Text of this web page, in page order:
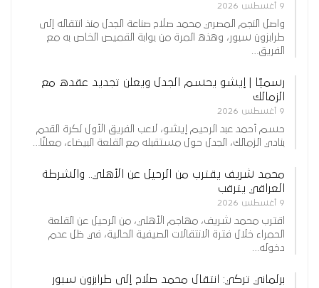
9 أغسطس 2026
واصل النجم المصري محمد صلاح صناعة الجدل منذ انتقاله إلى
طرابزون سبور، وهذه المرة من بوابة القميص الخاص به مع
الفريق…
رسميًا | إيشو يحسم الجدل ويعلن تجديد عقده مع
الزمالك
9 أغسطس 2026
حسم أحمد عبد الرحيم إيشو، لاعب الفريق الأول لكرة القدم
بنادي الزمالك، الجدل حول مستقبله مع القلعة البيضاء، معلنًا…
محمد شريف يقترب من الرحيل عن الأهلي.. والشرطة
العراقي يترقب
9 أغسطس 2026
اقترب محمد شريف، مهاجم الأهلي، من الرحيل عن القلعة
الحمراء خلال فترة الانتقالات الصيفية الحالية، في ظل عدم
دخوله…
برلماني تركي: انتقال محمد صلاح إلى طرابزون سبور